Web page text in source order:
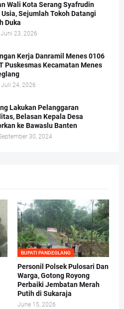
Wali Kota Serang Syafrudin
Sejumlah Tokoh Datangi
Duka
Juni 23, 2026
Kerja Danramil Menes 0106
Puskesmas Kecamatan Menes
24, 2026
Lakukan Pelanggaran
Belasan Kepala Desa
ke Bawaslu Banten
30, 2024
BUPATI PANDEGLANG
Personil Polsek Pulosari Dan
Warga, Gotong Royong
Perbaiki Jembatan Merah
Putih di Sukaraja
June 15, 2026